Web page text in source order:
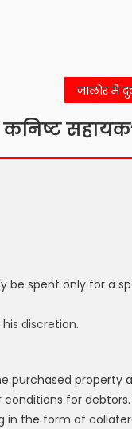
कनिष्ट सहायक
be spent only for a
discretion.
purchased property
for
in the form of